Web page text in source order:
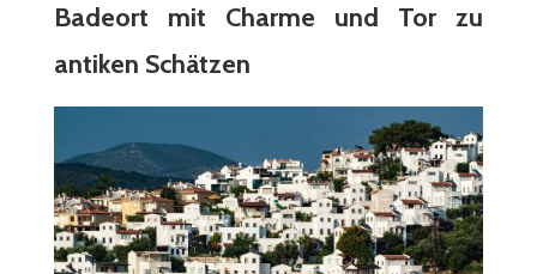
Badeort mit Charme und Tor zu
antiken Schätzen